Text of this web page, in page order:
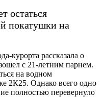
остаться
покатушки на
курорта рассказала о
с 21-летним парнем.
на водном
2К25. Однако всего одно
полностью перевернуло